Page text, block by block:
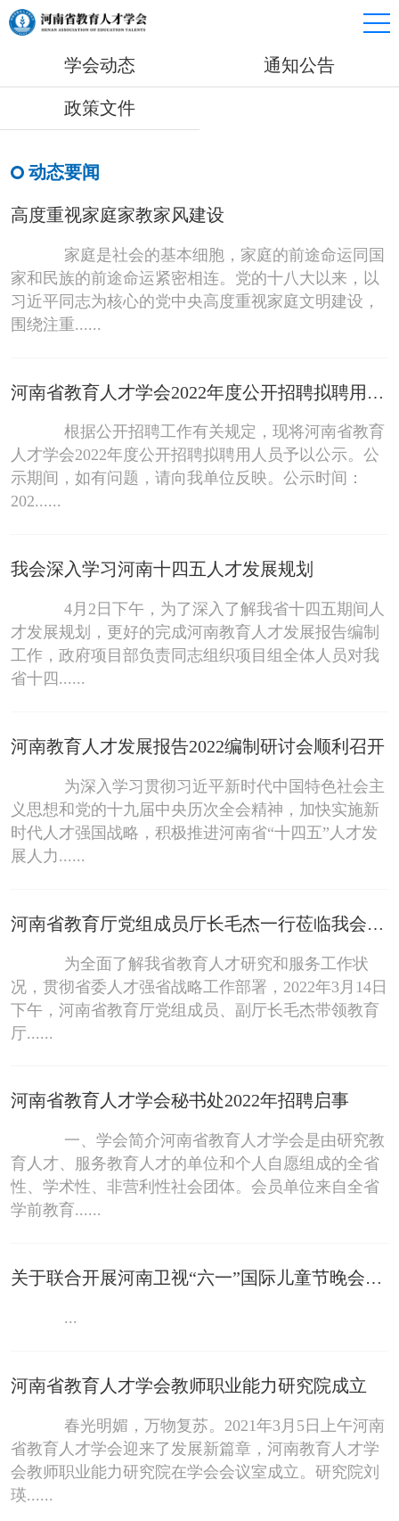
学会动态 通知公告
政策文件
动态要闻
高度重视家庭家教家风建设
家庭是社会的基本细胞，家庭的前途命运同国
家和民族的前途命运紧密相连。党的十八大以来，以
习近平同志为核心的党中央高度重视家庭文明建设，
围绕注重......
河南省教育人才学会2022年度公开招聘拟聘用人员公示
根据公开招聘工作有关规定，现将河南省教育
人才学会2022年度公开招聘拟聘用人员予以公示。公
示期间，如有问题，请向我单位反映。公示时间：
202......
我会深入学习河南十四五人才发展规划
4月2日下午，为了深入了解我省十四五期间人
才发展规划，更好的完成河南教育人才发展报告编制
工作，政府项目部负责同志组织项目组全体人员对我
省十四......
河南教育人才发展报告2022编制研讨会顺利召开
为深入学习贯彻习近平新时代中国特色社会主
义思想和党的十九届中央历次全会精神，加快实施新
时代人才强国战略，积极推进河南省“十四五”人才发
展人力......
河南省教育厅党组成员厅长毛杰一行莅临我会考察指导
为全面了解我省教育人才研究和服务工作状
况，贯彻省委人才强省战略工作部署，2022年3月14日
下午，河南省教育厅党组成员、副厅长毛杰带领教育
厅......
河南省教育人才学会秘书处2022年招聘启事
一、学会简介河南省教育人才学会是由研究教
育人才、服务教育人才的单位和个人自愿组成的全省
性、学术性、非营利性社会团体。会员单位来自全省
学前教育......
关于联合开展河南卫视“六一”国际儿童节晚会优秀节目征集活
...
河南省教育人才学会教师职业能力研究院成立
春光明媚，万物复苏。2021年3月5日上午河南
省教育人才学会迎来了发展新篇章，河南教育人才学
会教师职业能力研究院在学会会议室成立。研究院刘
瑛......